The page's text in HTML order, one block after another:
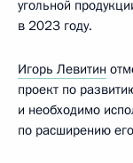
угольной
в 2023 году.
Игорь Левитин
проект по
и необходимо
по расширению